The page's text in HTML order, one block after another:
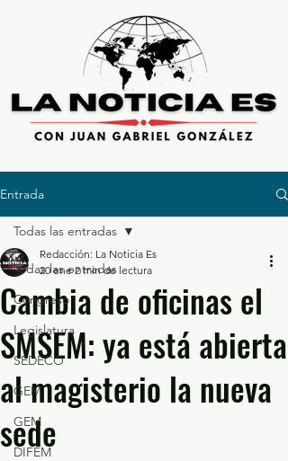
Entrada
Todas las entradas
Congreso
Legislatura
SEDECO
GEM
GEM
DIFEM
Todas las entradas
Cambia de oficinas el
SMSEM: ya está abierta
al magisterio la nueva
sede
Redacción: La Noticia Es
20 ene 2 min de lectura